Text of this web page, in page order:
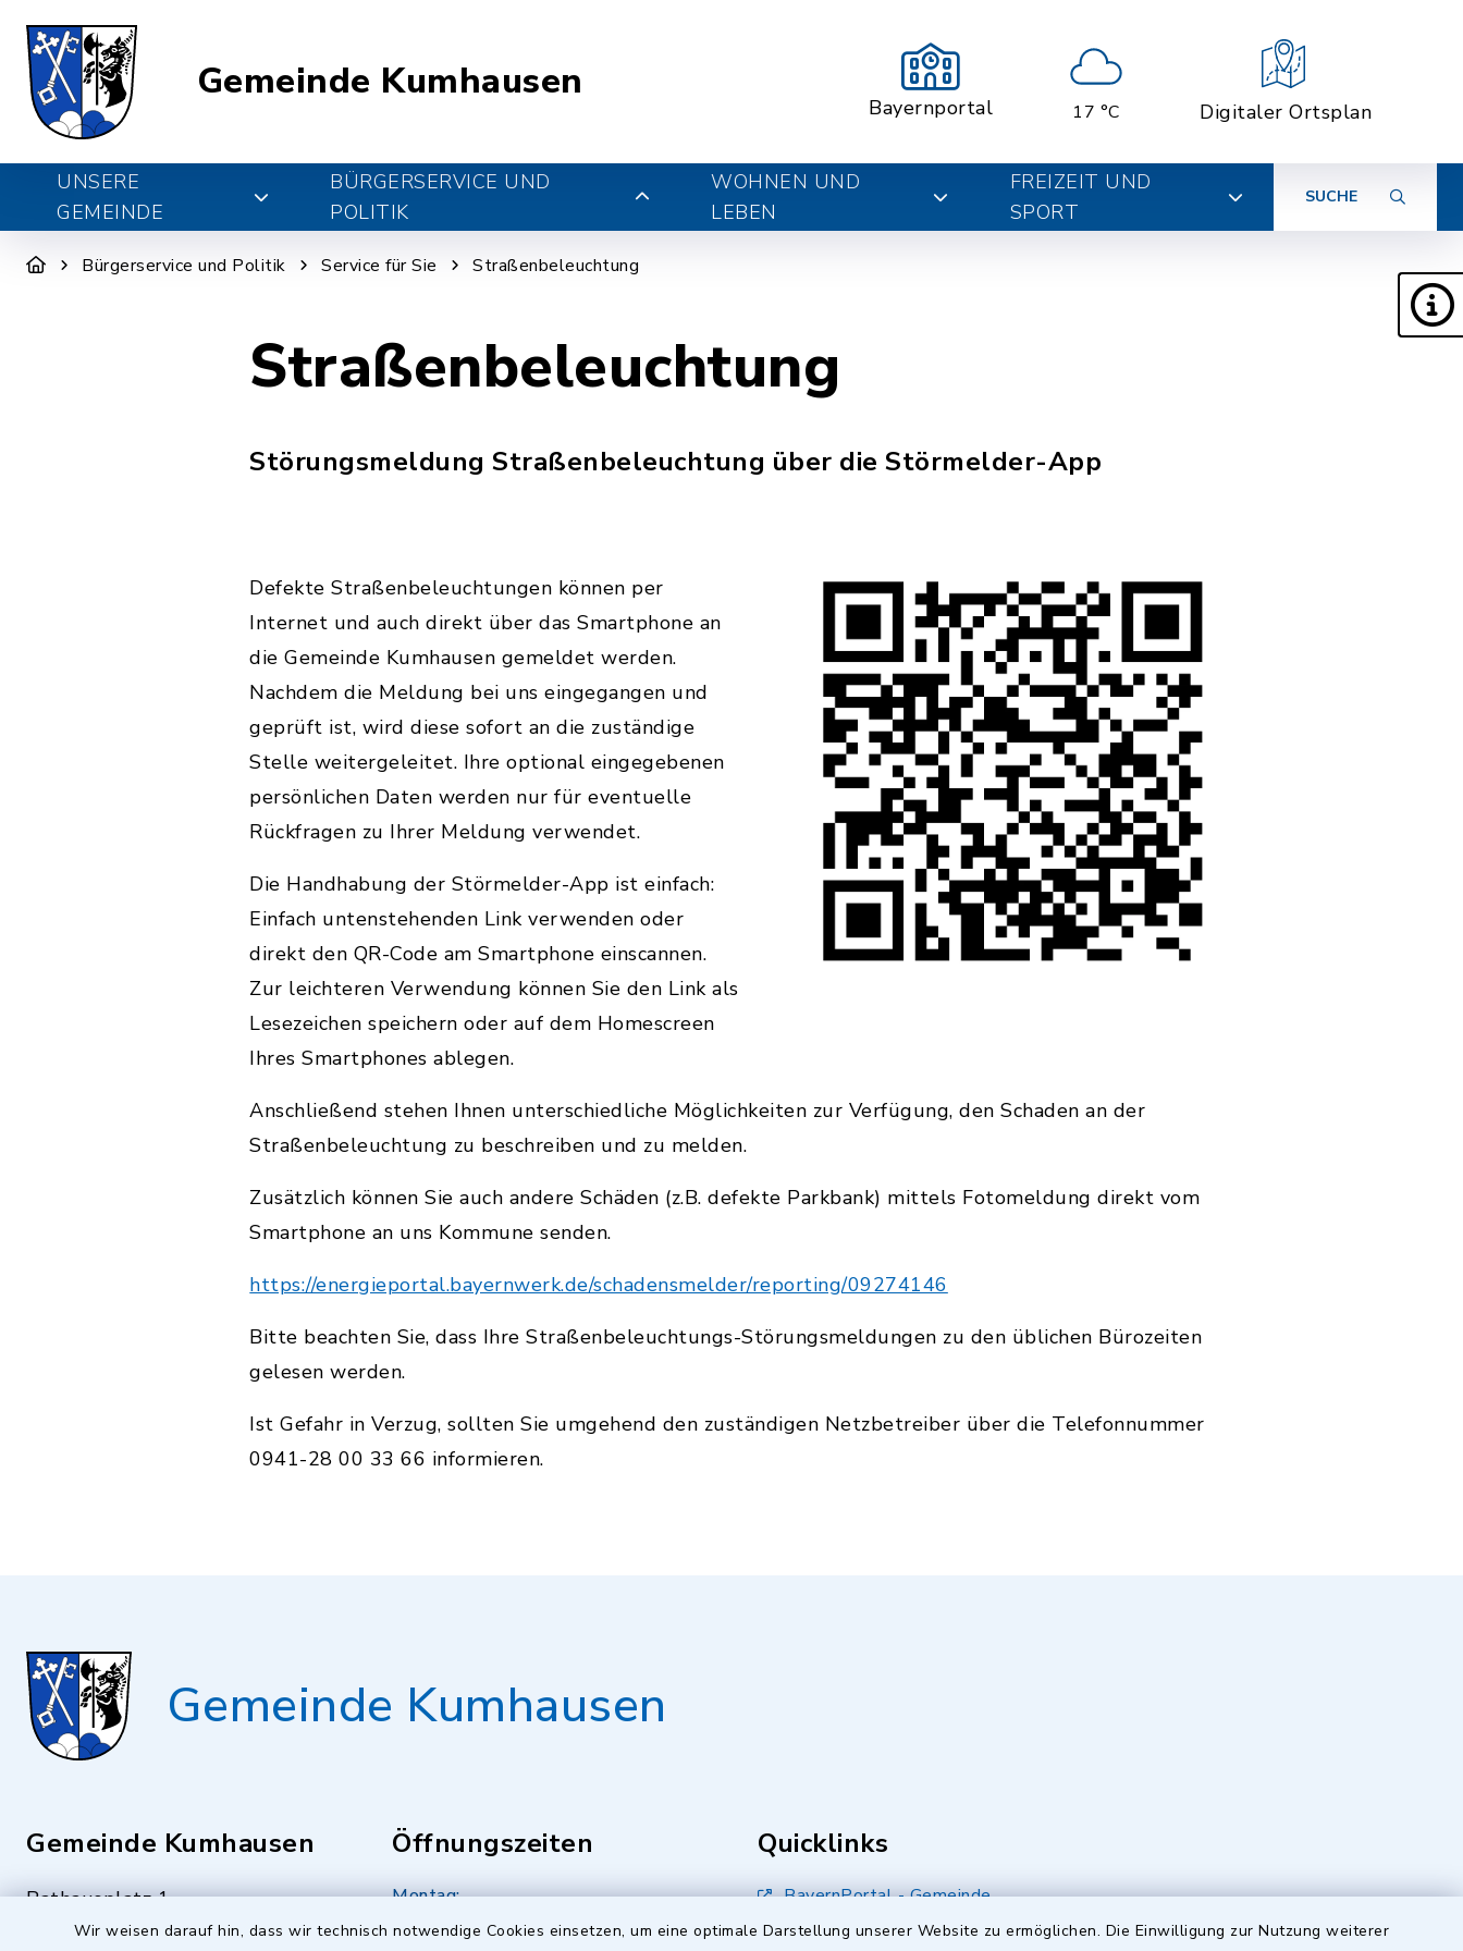
Wir weisen darauf hin, dass wir technisch notwendige Cookies einsetzen, um eine optimale Darstellung unserer Website zu ermöglichen. Die Einwilligung zur Nutzung weiterer
Gemeinde Kumhausen
Bayernportal 17 °C Digitaler Ortsplan
UNSERE
GEMEINDE
BÜRGERSERVICE UND
POLITIK
WOHNEN UND
LEBEN
FREIZEIT UND
SPORT
SUCHE
Bürgerservice und Politik Service für Sie Straßenbeleuchtung
Straßenbeleuchtung
Störungsmeldung Straßenbeleuchtung über die Störmelder-App
Defekte Straßenbeleuchtungen können per
Internet und auch direkt über das Smartphone an
die Gemeinde Kumhausen gemeldet werden.
Nachdem die Meldung bei uns eingegangen und
geprüft ist, wird diese sofort an die zuständige
Stelle weitergeleitet. Ihre optional eingegebenen
persönlichen Daten werden nur für eventuelle
Rückfragen zu Ihrer Meldung verwendet.
Die Handhabung der Störmelder-App ist einfach:
Einfach untenstehenden Link verwenden oder
direkt den QR-Code am Smartphone einscannen.
Zur leichteren Verwendung können Sie den Link als
Lesezeichen speichern oder auf dem Homescreen
Ihres Smartphones ablegen.
Anschließend stehen Ihnen unterschiedliche Möglichkeiten zur Verfügung, den Schaden an der
Straßenbeleuchtung zu beschreiben und zu melden.
Zusätzlich können Sie auch andere Schäden (z.B. defekte Parkbank) mittels Fotomeldung direkt vom
Smartphone an uns Kommune senden.
https://energieportal.bayernwerk.de/schadensmelder/reporting/09274146
Bitte beachten Sie, dass Ihre Straßenbeleuchtungs-Störungsmeldungen zu den üblichen Bürozeiten
gelesen werden.
Ist Gefahr in Verzug, sollten Sie umgehend den zuständigen Netzbetreiber über die Telefonnummer
0941-28 00 33 66 informieren.
Gemeinde Kumhausen
Gemeinde Kumhausen
Rathausplatz 1
84036 Kumhausen
Öffnungszeiten
Montag:
08.00 - 13.00 Uhr
Quicklinks
BayernPortal - Gemeinde
Kumhausen